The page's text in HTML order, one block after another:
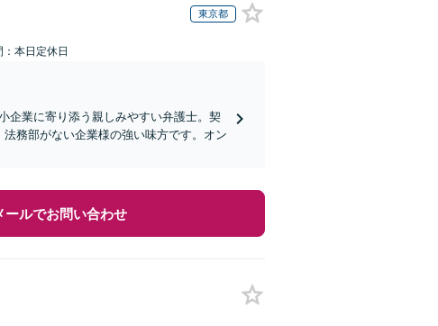
東京都
本日定休日
企業に寄り添う親しみやすい弁護士。契
務部がない企業様の強い味方です。オン
ールでお問い合わせ